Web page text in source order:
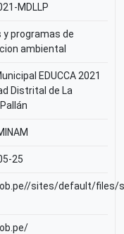
MDLLP
y programas de
ambiental
EDUCCA 2021
Distrital de La
25
sites/default/files/